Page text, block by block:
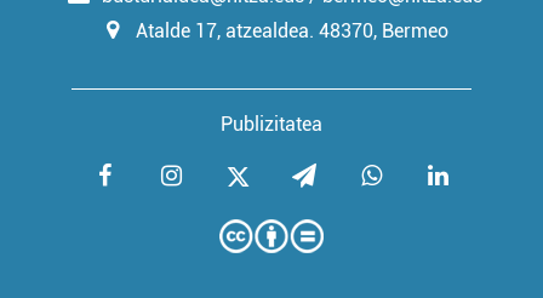
Publizitatea
Atalde 17, atzealdea. 48370, Bermeo